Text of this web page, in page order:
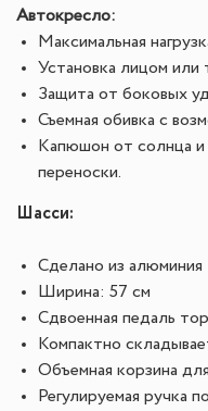
Автокресло:
Максимальная
Установка лицом
Защита от боковых
Съемная обивка с
Капюшон от солнца и
переноски.
Шасси:
Сделано из алюминия
Ширина: 57 см
Сдвоенная педаль
Компактно
Объемная корзина
Регулируемая ручка